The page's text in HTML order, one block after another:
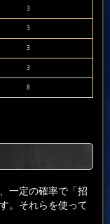
3
3
3
3
8
一定の確率で「招
。それらを使って